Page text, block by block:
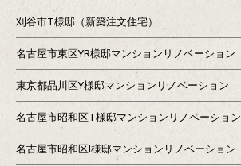
刈谷市T様邸（新築注文住宅）
名古屋市東区YR様邸マンションリノベーション
東京都品川区Y様邸マンションリノベーション
名古屋市昭和区T様邸マンションリノベーション
名古屋市昭和区I様邸マンションリノベーション